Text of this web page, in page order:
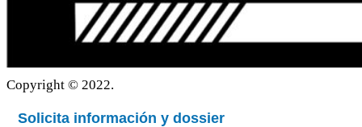
Copyright © 2022.
Solicita información y dossier